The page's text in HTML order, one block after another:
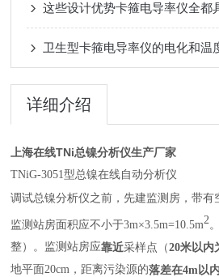
这些设计优势卡箍电导率仪全都
卫生型卡箍电导率仪的电化和温
详细介绍
上海在线TNi总镍分析仪生产厂家
TNiG-3051型总镍在线自动分析仪
调试总镍分析仪之前，先建监测房，带有
监测站房面积应不小于3m×3.5m=10.5m2
整）。监测站房应靠近采样点（20米以内
地平面20cm，距离污染源的落差在4m 以